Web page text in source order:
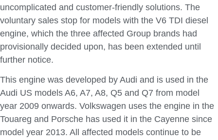
uncomplicated and customer-friendly solutions. The
voluntary sales stop for models with the V6 TDI diesel
engine, which the three affected Group brands had
provisionally decided upon, has been extended until
further notice.
This engine was developed by Audi and is used in the
Audi US models A6, A7, A8, Q5 and Q7 from model
year 2009 onwards. Volkswagen uses the engine in the
Touareg and Porsche has used it in the Cayenne since
model year 2013. All affected models continue to be